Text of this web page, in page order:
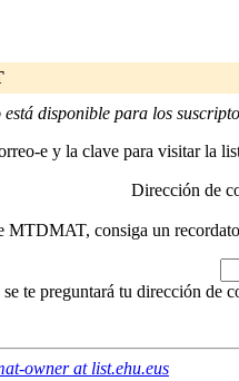
disponible para los
e y la clave para visitar la
Dirección de
MTDMAT, consiga un
te preguntará tu dirección de
owner at list.ehu.eus